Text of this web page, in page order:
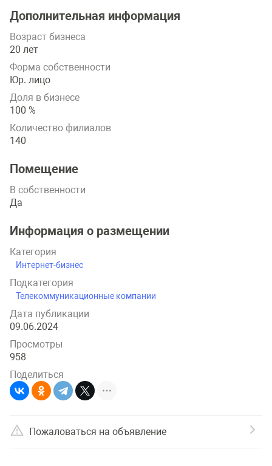
Дополнительная информация
Возраст бизнеса
20 лет
Форма собственности
Юр. лицо
Доля в бизнесе
100 %
Количество филиалов
140
Помещение
В собственности
Да
Информация о размещении
Категория
Интернет-бизнес
Подкатегория
Телекоммуникационные компании
Дата публикации
09.06.2024
Просмотры
958
Поделиться
Пожаловаться на объявление